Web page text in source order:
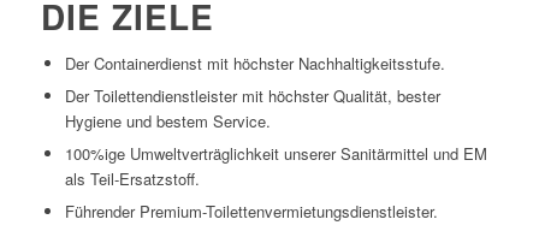
DIE ZIELE
Der Containerdienst mit höchster Nachhaltigkeitsstufe.
Der Toilettendienstleister mit höchster Qualität, bester
Hygiene und bestem Service.
100%ige Umweltverträglichkeit unserer Sanitärmittel und EM
als Teil-Ersatzstoff.
Führender Premium-Toilettenvermietungsdienstleister.